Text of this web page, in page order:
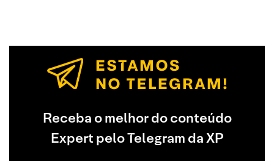
Receba o melhor do conteúdo
Expert pelo Telegram da XP